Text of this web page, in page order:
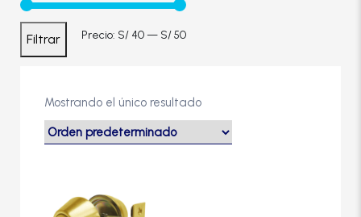
Cerraduras Digitales
Cierrapuertas
Mostrando el único resultado
Precio
Precio
Filtrar Precio: S/ 40— S/ 50